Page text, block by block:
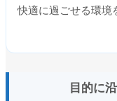
快適に過ごせる環境
目的に